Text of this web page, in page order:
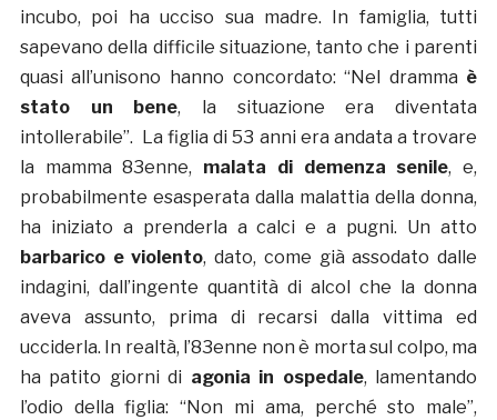
incubo, poi ha ucciso sua madre. In famiglia, tutti
sapevano della difficile situazione, tanto che i parenti
quasi all’unisono hanno concordato: “Nel dramma è
stato un bene, la situazione era diventata
intollerabile”. La figlia di 53 anni era andata a trovare
la mamma 83enne, malata di demenza senile, e,
probabilmente esasperata dalla malattia della donna,
ha iniziato a prenderla a calci e a pugni. Un atto
barbarico e violento, dato, come già assodato dalle
indagini, dall’ingente quantità di alcol che la donna
aveva assunto, prima di recarsi dalla vittima ed
ucciderla. In realtà, l’83enne non è morta sul colpo, ma
ha patito giorni di agonia in ospedale, lamentando
l’odio della figlia: “Non mi ama, perché sto male”,